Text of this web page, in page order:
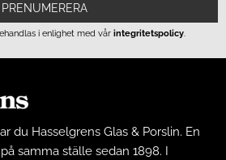
PRENUMERERA
i enlighet med vår integritetspolicy.
du Hasselgrens Glas & Porslin. En
samma ställe sedan 1898. I